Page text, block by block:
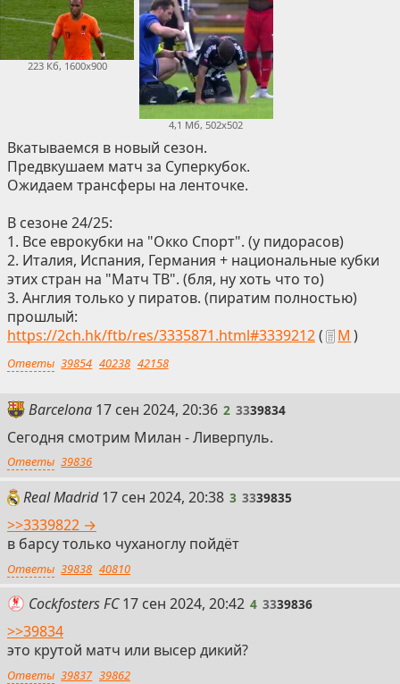
223 Кб, 1600x900
4,1 Мб, 502x502
Вкатываемся в новый сезон.
Предвкушаем матч за Суперкубок.
Ожидаем трансферы на ленточке.
В сезоне 24/25:
1. Все еврокубки на "Окко Спорт". (у пидорасов)
2. Италия, Испания, Германия + национальные кубки
этих стран на "Матч ТВ". (бля, ну хоть что то)
3. Англия только у пиратов. (пиратим полностью)
прошлый:
https://2ch.hk/ftb/res/3335871.html#3339212( М )
Ответы 39854 40238 42158
Barcelona 2
17 сен 2024, 20:36 2 3339834
Сегодня смотрим Милан - Ливерпуль.
Ответы 39836
Real Madrid 3
17 сен 2024, 20:38 3 3339835
>>3339822 →
в барсу только чуханоглу пойдёт
Ответы 39838 40810
Cockfosters FC 4
17 сен 2024, 20:42 4 3339836
>>39834
это крутой матч или высер дикий?
Ответы 39837 39862